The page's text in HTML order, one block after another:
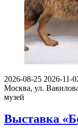
2026-08-25 2026-11-
Москва, ул.
музей
Выставка